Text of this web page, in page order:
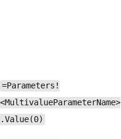
=Parameters!
<MultivalueParameterName>
.Value(0)